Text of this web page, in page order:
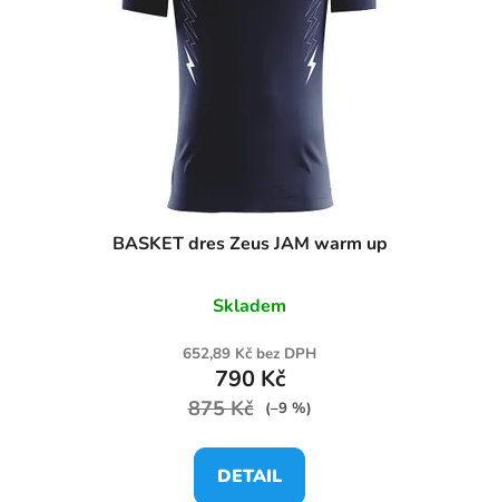
BASKET dres Zeus JAM warm up
Skladem
652,89 Kč bez DPH
790 Kč
875 Kč (–9 %)
DETAIL